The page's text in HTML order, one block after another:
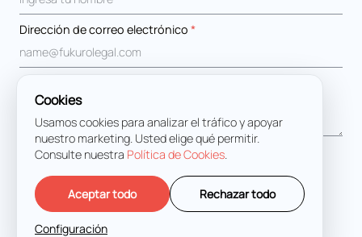
Dirección de correo electrónico *
Estoy de acuerdo con losTérminos y condiciones
Cookies
Usamos cookies para analizar el tráfico y apoyar
nuestro marketing. Usted elige qué permitir.
Consulte nuestra Política de Cookies.
Aceptar todo Rechazar todo
Configuración